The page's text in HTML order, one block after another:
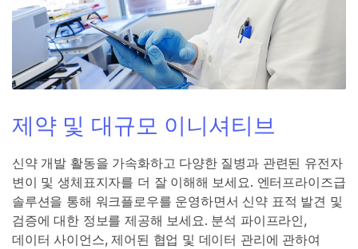
제약 및 대규모 이니셔티브
신약 개발 활동을 가속화하고 다양한 질병과 관련된 유전자
변이 및 생체표지자를 더 잘 이해해 보세요. 엔터프라이즈급
솔루션을 통해 워크플로우를 운영하면서 신약 표적 발견 및
검증에 대한 정보를 제공해 보세요. 분석 파이프라인,
데이터 사이언스, 제어된 협업 및 데이터 관리에 관하여